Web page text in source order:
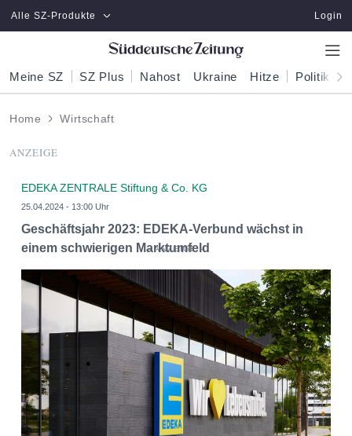
Zum Hauptinhalt springen
Alle SZ-Produkte Login
Meine SZ SZ Plus Nahost Ukraine Hitze Politik
Home Wirtschaft
ANZEIGE
EDEKA ZENTRALE Stiftung & Co. KG
25.04.2024 - 13:00 Uhr
Geschäftsjahr 2023: EDEKA-Verbund wächst in
einem schwierigen Marktumfeld